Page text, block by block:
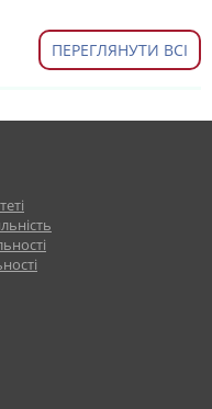
ПЕРЕГЛЯНУТИ ВСІ